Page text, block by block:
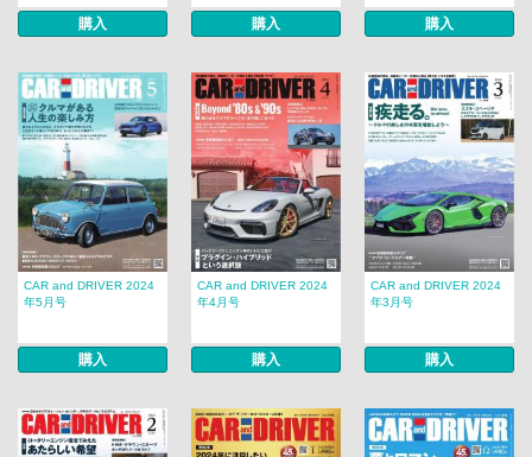
購入 購入 購入
CAR and DRIVER 2024
年5月号
購入
CAR and DRIVER 2024
年4月号
購入
CAR and DRIVER 2024
年3月号
購入